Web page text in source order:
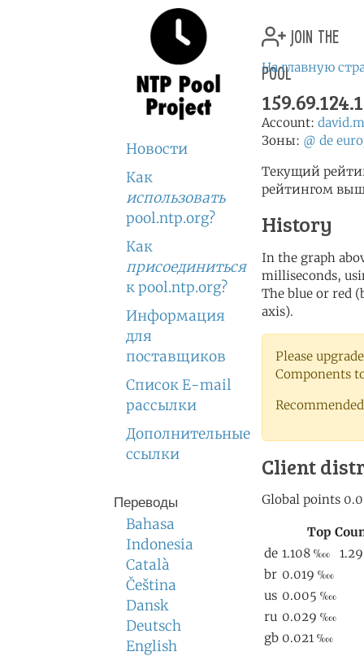
Новости
Как
использовать
pool.ntp.org?
Как
присоединиться
к pool.ntp.org?
Информация
для
поставщиков
Список E-mail
рассылки
Дополнительные
ссылки
Переводы
Bahasa
Indonesia
Català
Čeština
Dansk
Deutsch
English
join the
pool
На главную
Account:
Зоны: @ de
Текущий
рейтингом
History
In the graph
milliseconds,
The blue or red
axis).
Please
Components
Client